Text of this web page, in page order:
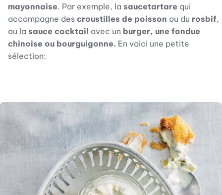
mayonnaise. Par exemple, la saucetartare qui
accompagne des croustilles de poisson ou du rosbif,
ou la sauce cocktail avec un burger, une fondue
chinoise ou bourguigonne. En voici une petite
sélection: